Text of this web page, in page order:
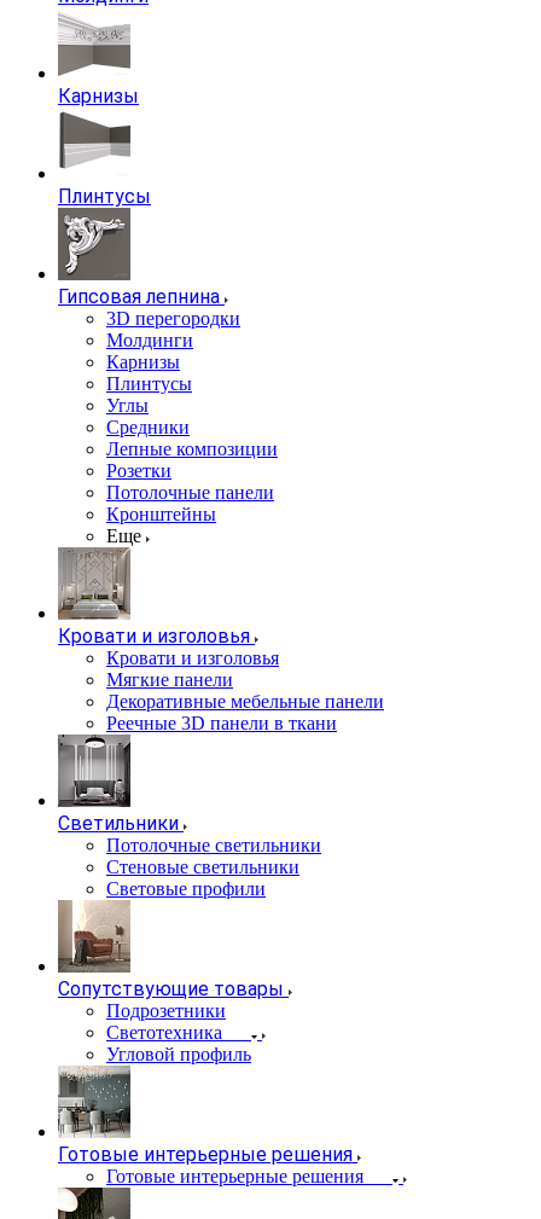
Карнизы
Плинтусы
Гипсовая лепнина
3D перегородки
Молдинги
Карнизы
Плинтусы
Углы
Средники
Лепные композиции
Розетки
Потолочные панели
Кронштейны
Еще
Кровати и изголовья
Кровати и изголовья
Мягкие панели
Декоративные мебельные панели
Реечные 3D панели в ткани
Светильники
Потолочные светильники
Стеновые светильники
Световые профили
Сопутствующие товары
Подрозетники
Светотехника
Угловой профиль
Готовые интерьерные решения
Готовые интерьерные решения